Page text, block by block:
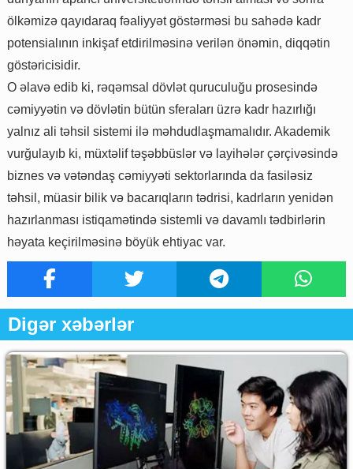
ölkəmizə qayıdaraq fəaliyyət göstərməsi bu sahədə kadr
potensialının inkişaf etdirilməsinə verilən önəmin, diqqətin
göstəricisidir.
O əlavə edib ki, rəqəmsal dövlət quruculuğu prosesində
cəmiyyətin və dövlətin bütün sferaları üzrə kadr hazırlığı
yalnız ali təhsil sistemi ilə məhdudlaşmamalıdır. Akademik
vurğulayıb ki, müxtəlif təşəbbüslər və layihələr çərçivəsində
biznes və vətəndaş cəmiyyəti sektorlarında da fasiləsiz
təhsil, müasir bilik və bacarıqların tədrisi, kadrların yenidən
hazırlanması istiqamətində sistemli və davamlı tədbirlərin
həyata keçirilməsinə böyük ehtiyac var.
Digər xəbərlər